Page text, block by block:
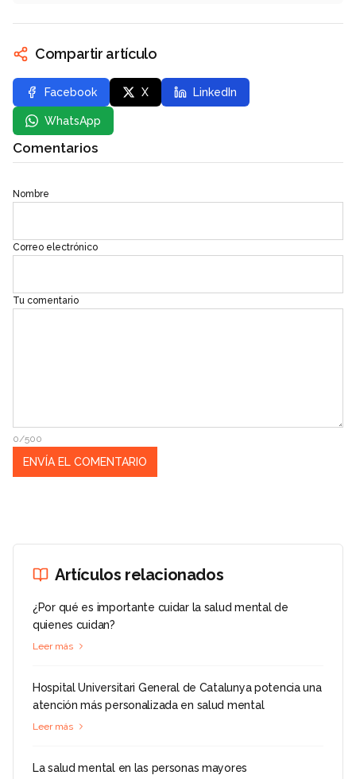
Compartir artículo
Facebook X LinkedIn
WhatsApp
Comentarios
Nombre
Correo electrónico
Tu comentario
0/500
Artículos relacionados
¿Por qué es importante cuidar la salud mental de
quienes cuidan?
Leer más
Hospital Universitari General de Catalunya potencia una
atención más personalizada en salud mental
Leer más
La salud mental en las personas mayores